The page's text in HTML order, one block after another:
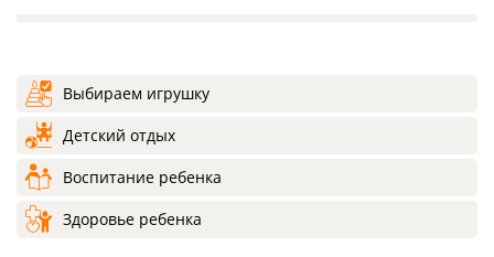
Выбираем игрушку
Детский отдых
Воспитание ребенка
Здоровье ребенка